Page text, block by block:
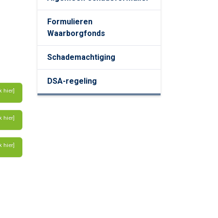
hier]
hier]
hier]
Formulieren
Waarborgfonds
Schademachtiging
DSA-regeling